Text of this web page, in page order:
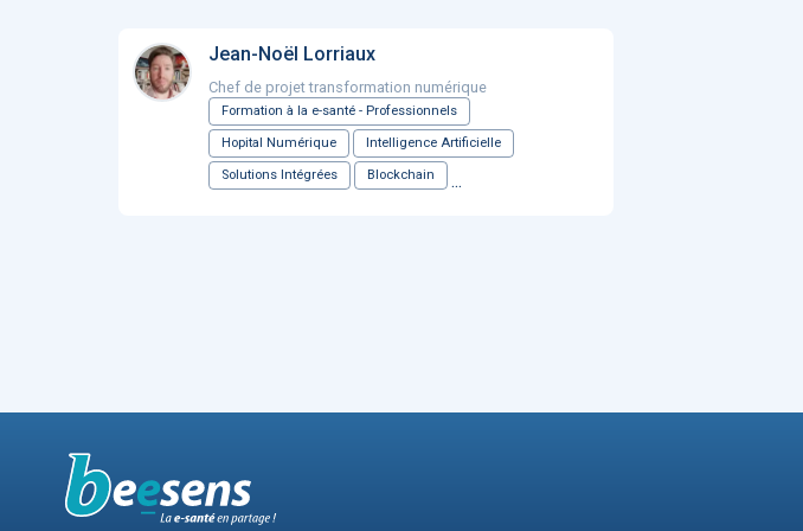
Jean-Noël Lorriaux
Chef de projet transformation numérique
Formation à la e-santé - Professionnels
Hopital Numérique Intelligence Artificielle
Solutions Intégrées Blockchain ...